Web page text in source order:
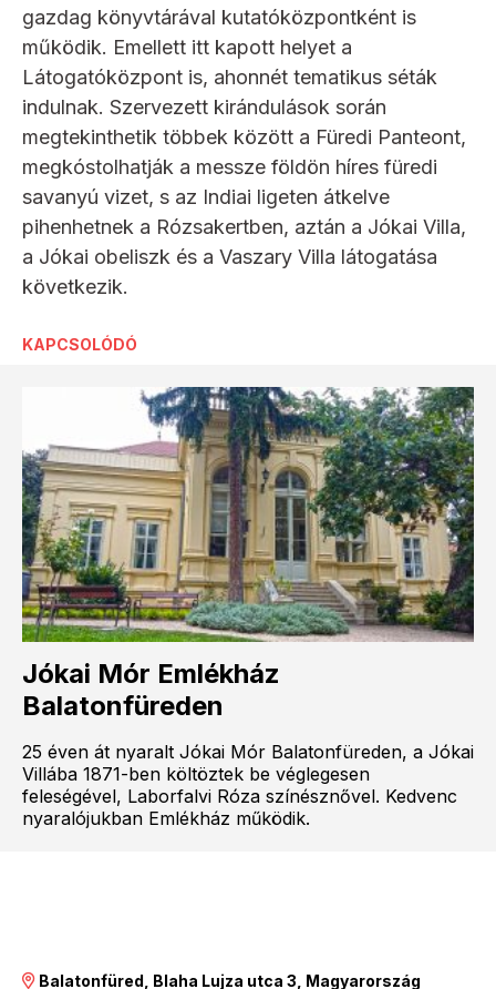
gazdag könyvtárával kutatóközpontként is
működik. Emellett itt kapott helyet a
Látogatóközpont is, ahonnét tematikus séták
indulnak. Szervezett kirándulások során
megtekinthetik többek között a Füredi Panteont,
megkóstolhatják a messze földön híres füredi
savanyú vizet, s az Indiai ligeten átkelve
pihenhetnek a Rózsakertben, aztán a Jókai Villa,
a Jókai obeliszk és a Vaszary Villa látogatása
következik.
KAPCSOLÓDÓ
Jókai Mór Emlékház
Balatonfüreden
25 éven át nyaralt Jókai Mór Balatonfüreden, a Jókai
Villába 1871-ben költöztek be véglegesen
feleségével, Laborfalvi Róza színésznővel. Kedvenc
nyaralójukban Emlékház működik.
Balatonfüred, Blaha Lujza utca 3, Magyarország